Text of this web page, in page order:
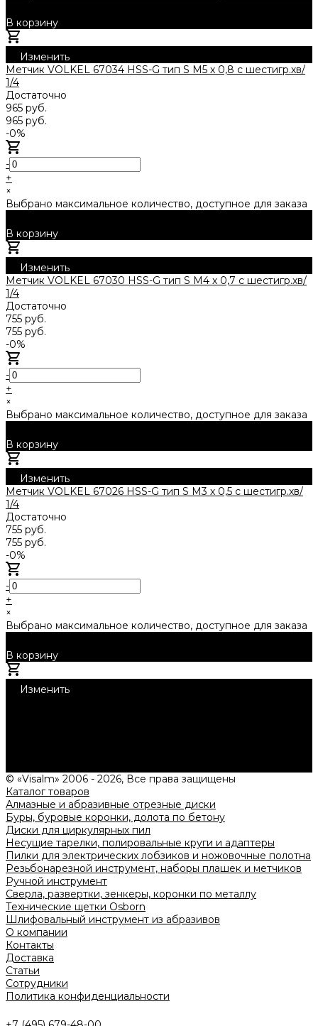
В корзину
Изменить
Метчик VOLKEL 67034 HSS-G тип S М5 х 0,8 с шестигр.хв/
1/4
Достаточно
965 руб.
965 руб.
-0%
-
+
×
Выбрано максимальное количество, доступное для заказа
В корзину
Изменить
Метчик VOLKEL 67030 HSS-G тип S М4 х 0,7 с шестигр.хв/
1/4
Достаточно
755 руб.
755 руб.
-0%
-
+
×
Выбрано максимальное количество, доступное для заказа
В корзину
Изменить
Метчик VOLKEL 67026 HSS-G тип S М3 х 0,5 с шестигр.хв/
1/4
Достаточно
755 руб.
755 руб.
-0%
-
+
×
Выбрано максимальное количество, доступное для заказа
В корзину
Изменить
© «Visalm» 2006 - 2026, Все права защищены
Каталог товаров
Алмазные и абразивные отрезные диски
Буры, буровые коронки, долота по бетону
Диски для циркулярных пил
Несущие тарелки, полировальные круги и адаптеры
Пилки для электрических лобзиков и ножовочные полотна
Резьбонарезной инструмент, наборы плашек и метчиков
Ручной инструмент
Сверла, развертки, зенкеры, коронки по металлу
Технические щетки Osborn
Шлифовальный инструмент из абразивов
О компании
Контакты
Доставка
Статьи
Сотрудники
Политика конфиденциальности